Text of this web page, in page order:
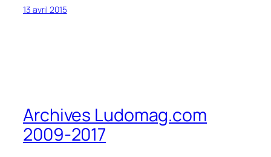
13 avril 2015
Archives Ludomag.com
2009-2017